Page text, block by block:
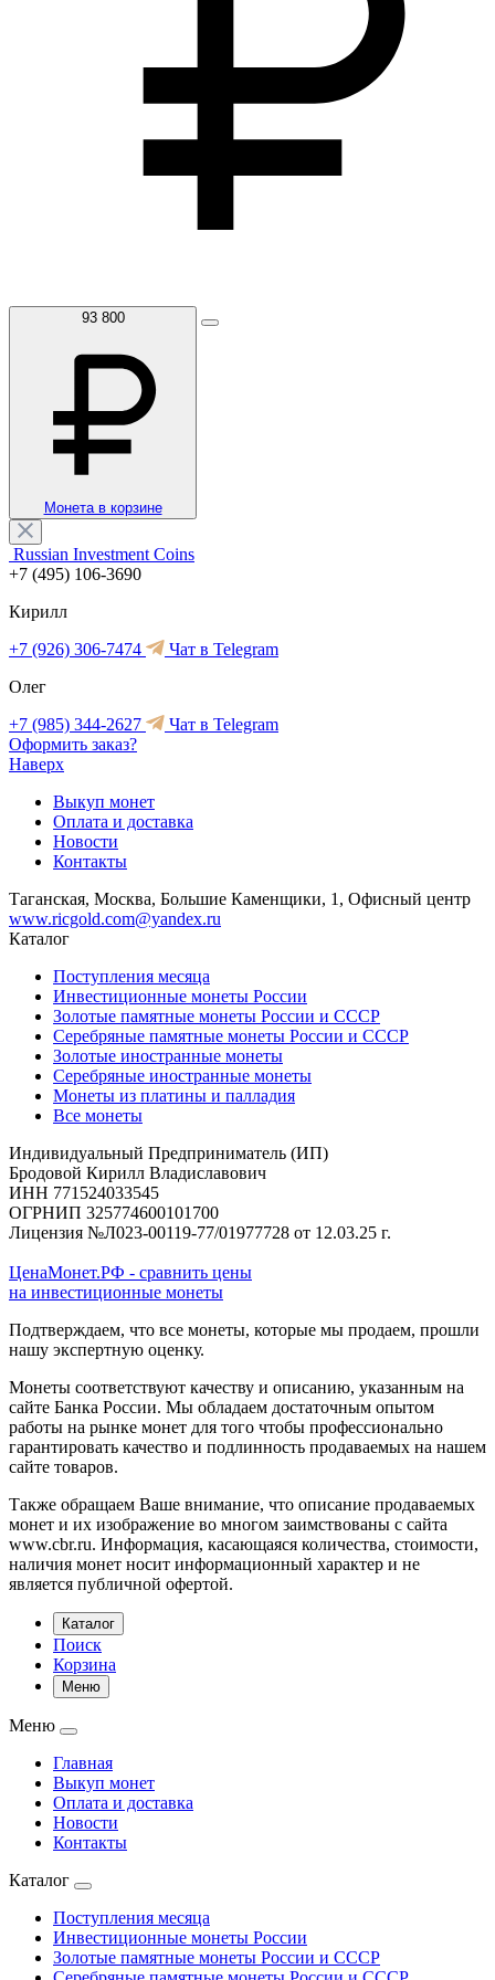
93 800
Монета в корзине
Russian Investment Coins
+7 (495) 106-3690
Кирилл
+7 (926) 306-7474
Чат в Telegram
Олег
+7 (985) 344-2627
Чат в Telegram
Оформить заказ?
Наверх
Выкуп монет
Оплата и доставка
Новости
Контакты
Таганская, Москва, Большие Каменщики, 1, Офисный центр
www.ricgold.com@yandex.ru
Каталог
Поступления месяца
Инвестиционные монеты России
Золотые памятные монеты России и СССР
Серебряные памятные монеты России и СССР
Золотые иностранные монеты
Серебряные иностранные монеты
Монеты из платины и палладия
Все монеты
Индивидуальный Предприниматель (ИП)
Бродовой Кирилл Владиславович
ИНН 771524033545
ОГРНИП 325774600101700
Лицензия №Л023-00119-77/01977728 от 12.03.25 г.
ЦенаМонет.РФ - сравнить цены
на инвестиционные монеты
Подтверждаем, что все монеты, которые мы продаем, прошли
нашу экспертную оценку.
Монеты соответствуют качеству и описанию, указанным на
сайте Банка России. Мы обладаем достаточным опытом
работы на рынке монет для того чтобы профессионально
гарантировать качество и подлинность продаваемых на нашем
сайте товаров.
Также обращаем Ваше внимание, что описание продаваемых
монет и их изображение во многом заимствованы с сайта
www.cbr.ru. Информация, касающаяся количества, стоимости,
наличия монет носит информационный характер и не
является публичной офертой.
Каталог
Поиск
Корзина
Меню
Меню
Главная
Выкуп монет
Оплата и доставка
Новости
Контакты
Каталог
Поступления месяца
Инвестиционные монеты России
Золотые памятные монеты России и СССР